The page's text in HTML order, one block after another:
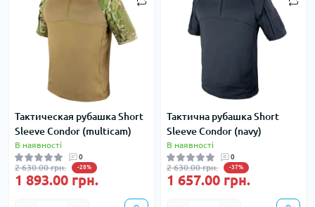
Тактическая рубашка Short
Sleeve Condor (multicam)
В наявності
0
2 630.00 грн. -28%
1 893.00 грн.
Тактична рубашка Short
Sleeve Condor (navy)
В наявності
0
2 630.00 грн. -37%
1 657.00 грн.